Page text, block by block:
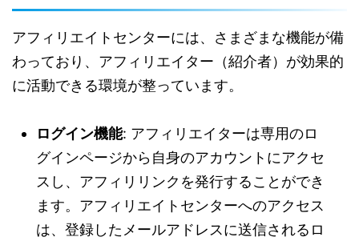
アフィリエイトセンターには、さまざまな機能が備
わっており、アフィリエイター（紹介者）が効果的
に活動できる環境が整っています。
ログイン機能: アフィリエイターは専用のロ
グインページから自身のアカウントにアクセ
スし、アフィリリンクを発行することができ
ます。アフィリエイトセンターへのアクセス
は、登録したメールアドレスに送信されるロ